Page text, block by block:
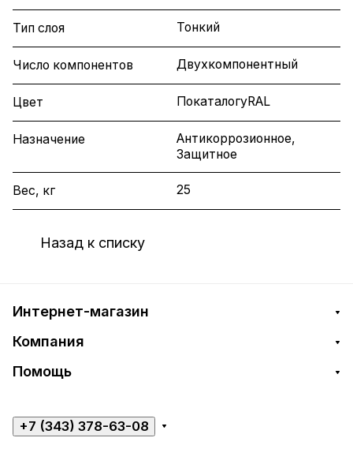
Тип слоя Тонкий
Число компонентов Двухкомпонентный
Цвет ПокаталогуRAL
Назначение
Антикоррозионное,
Защитное
Вес, кг 25
Назад к списку
Интернет-магазин
Компания
Помощь
+7 (343) 378-63-08